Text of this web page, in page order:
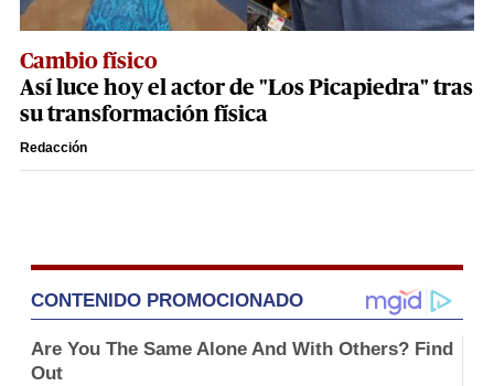
Cambio físico
Así luce hoy el actor de "Los Picapiedra" tras
su transformación física
Redacción
CONTENIDO PROMOCIONADO
Are You The Same Alone And With Others? Find
Out